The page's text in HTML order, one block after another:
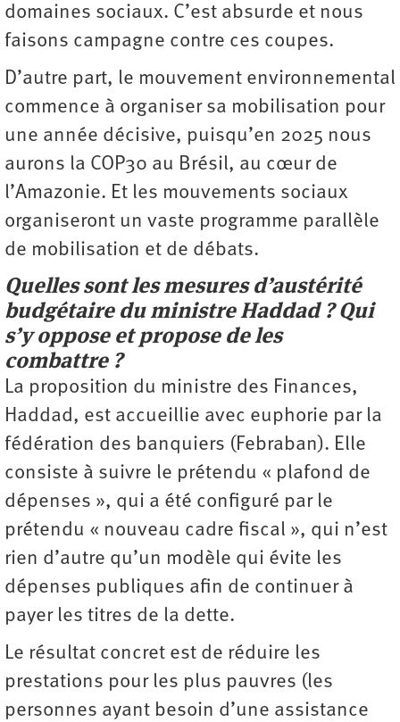
domaines sociaux. C’est absurde et nous
faisons campagne contre ces coupes.
D’autre part, le mouvement environnemental
commence à organiser sa mobilisation pour
une année décisive, puisqu’en 2025 nous
aurons la COP30 au Brésil, au cœur de
l’Amazonie. Et les mouvements sociaux
organiseront un vaste programme parallèle
de mobilisation et de débats.
Quelles sont les mesures d’austérité
budgétaire du ministre Haddad ? Qui
s’y oppose et propose de les
combattre ?
La proposition du ministre des Finances,
Haddad, est accueillie avec euphorie par la
fédération des banquiers (Febraban). Elle
consiste à suivre le prétendu « plafond de
dépenses », qui a été configuré par le
prétendu « nouveau cadre fiscal », qui n’est
rien d’autre qu’un modèle qui évite les
dépenses publiques afin de continuer à
payer les titres de la dette.
Le résultat concret est de réduire les
prestations pour les plus pauvres (les
personnes ayant besoin d’une assistance